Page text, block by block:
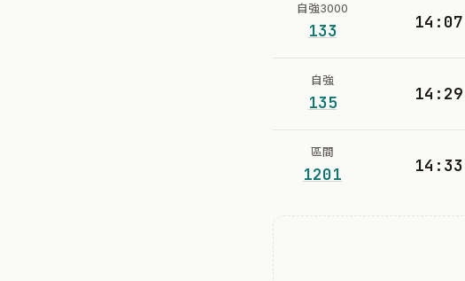
自強3000
133 14:07
自強
135 14:29
區間
1201 14:33